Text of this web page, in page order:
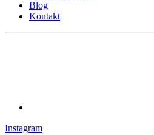
Blog
Kontakt
Instagram